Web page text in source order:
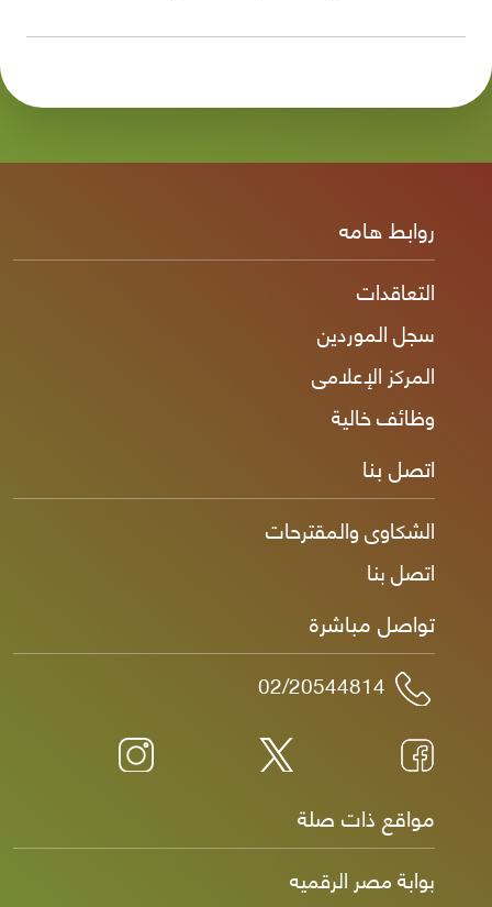
روابط هامه
التعاقدات
سجل الموردين
المركز الإعلامى
وظائف خالية
اتصل بنا
الشكاوى والمقترحات
اتصل بنا
تواصل مباشرة
02/20544814
مواقع ذات صلة
بوابة مصر الرقميه